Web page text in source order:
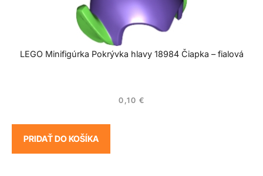
LEGO Minifigúrka Pokrývka hlavy 18984 Čiapka – fialová
0,10 €
PRIDAŤ DO KOŠÍKA